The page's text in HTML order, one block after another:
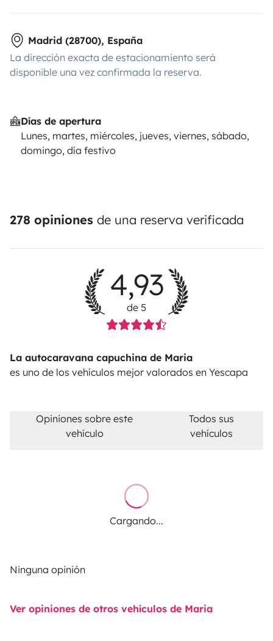
Madrid (28700), España
La dirección exacta de estacionamiento será
disponible una vez confirmada la reserva.
Días de apertura
Lunes, martes, miércoles, jueves, viernes, sábado,
domingo, día festivo
278 opiniones de una reserva verificada
4,93
de 5
La autocaravana capuchina de Maria
es uno de los vehículos mejor valorados en Yescapa
Opiniones sobre este
vehículo
Todos sus
vehículos
Cargando...
Ninguna opinión
Ver opiniones de otros vehículos de Maria